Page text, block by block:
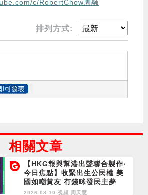
c/RobertChow周融
排列方式:
相關文章
【HKG報與幫港出聲聯合製作‧
今日焦點】收緊出生公民權 美
國如嘲黃友 冇錢咪發民主夢
「質」「量」都唔合格 記協憑
2026.08.10 視頻 周天慧